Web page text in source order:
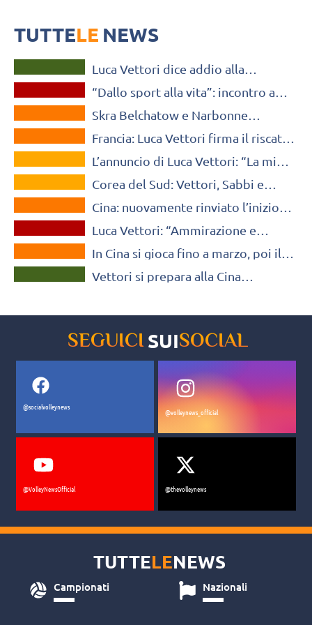
TUTTELE NEWS
SUPERLEGA MASCHILE
Luca Vettori dice addio alla
OLTRE IL VOLLEY
“Dallo sport alla vita”: incontro a
Vettori
CEV CUP
Skra Belchatow e Narbonne
Vettori
MONDO
Francia: Luca Vettori firma il riscatto
VOLLEY MERCATO
L’annuncio di Luca Vettori: “La mia
VOLLEY MERCATO
Corea del Sud: Vettori, Sabbi e
stagione
MONDO
Cina: nuovamente rinviato l’inizio
OLTRE IL VOLLEY
Luca Vettori: “Ammirazione e
guerra in Ucraina”
MONDO
In Cina si gioca fino a marzo, poi il
A2 MASCHILE
Vettori si prepara alla Cina
SEGUICI SUISOCIAL
@socialvolleynews
@volleynews_official
@VolleyNewsOfficial @thevolleynews
TUTTELENEWS
Campionati Nazionali